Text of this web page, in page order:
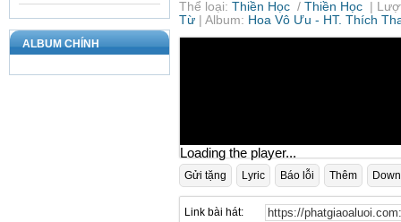
ALBUM CHÍNH
Thể loại: Thiền Học / Thiền Học
|
Từ | Album: Hoa Vô Ưu - HT. Thích
Loading the player...
Gửi tặng Lyric Báo lỗi Thêm
Link bài hát: